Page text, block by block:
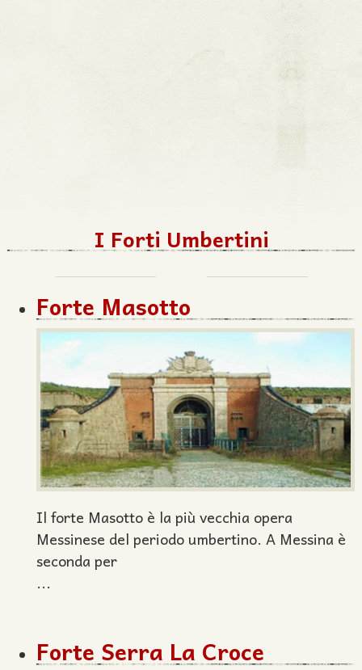
I Forti Umbertini
Forte Masotto
Il forte Masotto è la più vecchia opera
Messinese del periodo umbertino. A Messina è
seconda per
...
Forte Serra La Croce